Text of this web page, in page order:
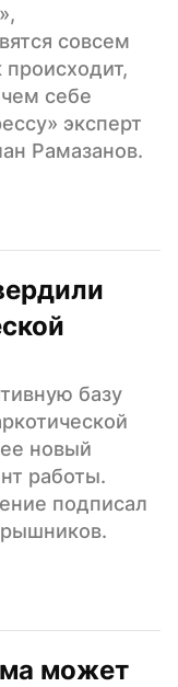
совсем
себе
эксперт
Рамазанов.
базу
новый
работы.
подписал
может